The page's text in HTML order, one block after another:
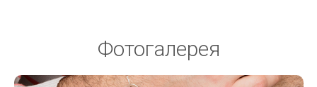
Фотогалерея